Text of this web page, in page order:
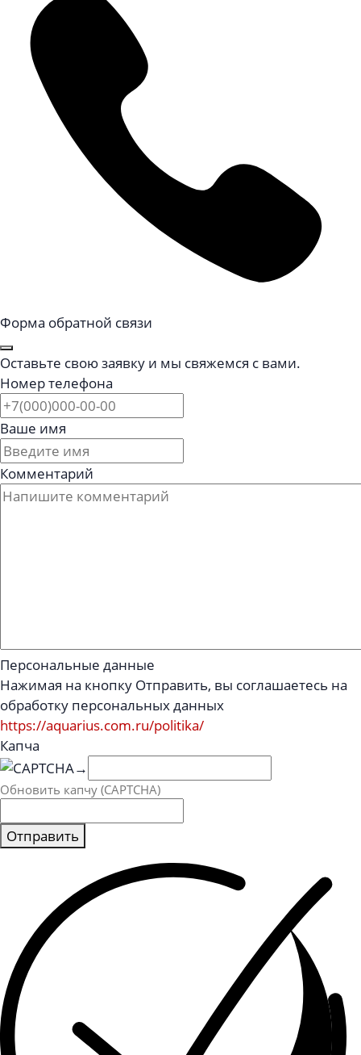
Форма обратной связи
Оставьте свою заявку и мы свяжемся с вами.
Номер телефона
Ваше имя
Комментарий
Персональные данные
Нажимая на кнопку Отправить, вы соглашаетесь на
обработку персональных данных
https://aquarius.com.ru/politika/
Капча
→
Обновить капчу (CAPTCHA)
Отправить